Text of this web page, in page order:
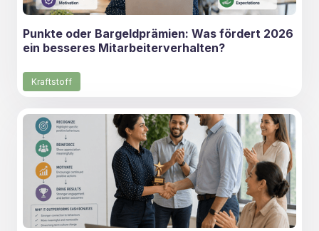
Punkte oder Bargeldprämien: Was fördert 2026
ein besseres Mitarbeiterverhalten?
Kraftstoff